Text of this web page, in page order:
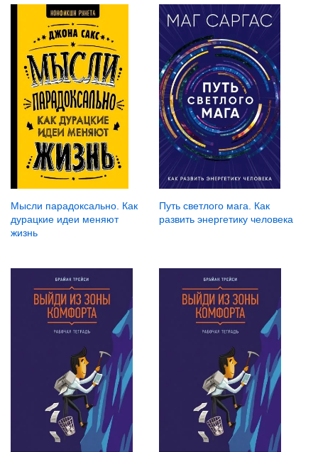
Мысли парадоксально. Как
дурацкие идеи меняют
жизнь
Путь светлого мага. Как
развить энергетику человека